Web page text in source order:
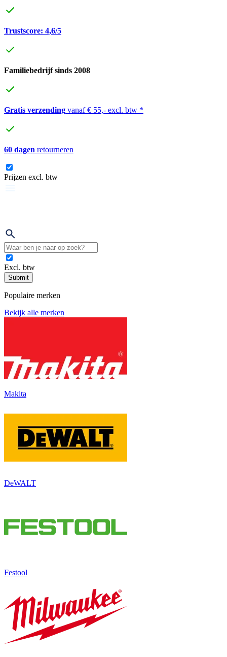
Trustscore: 4,6/5
Familiebedrijf sinds 2008
Gratis verzending vanaf € 55,- excl. btw *
60 dagen retourneren
Prijzen excl. btw
Excl. btw
Submit
Populaire merken
Bekijk alle merken
Makita
DeWALT
Festool